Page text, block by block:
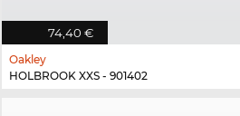
74,40 €
Oakley
HOLBROOK XXS - 901402